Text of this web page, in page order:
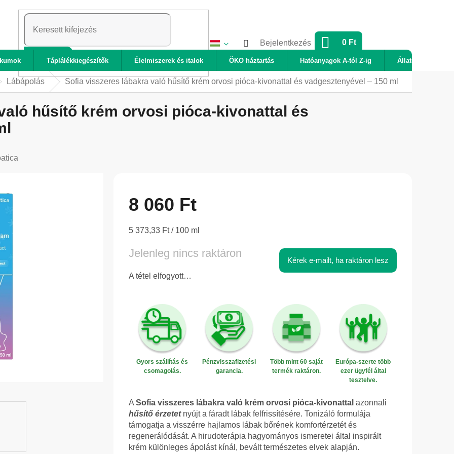
KERESÉS
Bejelentkezés KOSÁR
0 Ft
Táplálékkiegészítők Élelmiszerek és italok ÖKO háztartás Hatóanyagok A-tól Z-ig Állatok
Lábápolás Sofia visszeres lábakra való hűsítő krém orvosi pióca-kivonattal és vadgesztenyével – 150 ml
hűsítő krém orvosi pióca-kivonattal és
8 060 Ft
Egységár:
5 373,33 Ft / 100 ml
Jelenleg nincs raktáron
Kérek e-mailt, ha raktáron lesz
A tétel elfogyott…
Gyors szállítás és
csomagolás.
Pénzvisszafizetési
garancia.
Több mint 60 saját
termék raktáron.
Európa-szerte több
ezer ügyfél által
tesztelve.
A Sofia visszeres lábakra való krém orvosi pióca-kivonattal azonnali
hűsítő érzetetnyújt a fáradt lábak felfrissítésére. Tonizáló formulája
támogatja a visszérre hajlamos lábak bőrének komfortérzetét és
regenerálódását. A hirudoterápia hagyományos ismeretei által inspirált
krém különleges ápolást kínál, bevált természetes elvek alapján.